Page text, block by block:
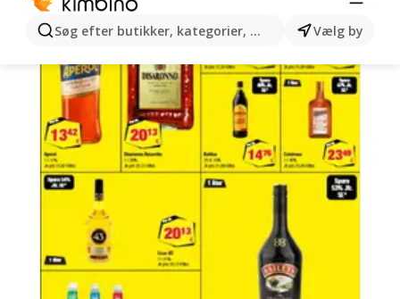
Søg efter butikker, kategorier, produkter...Vælg by